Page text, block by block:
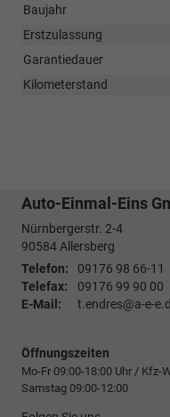
Baujahr
Erstzulassung
Garantiedauer
Kilometerstand
Auto-Einmal-Eins
Nürnbergerstr. 2-4
90584Allersberg
Telefon:
09176 98 66-11
Telefax:
09176 99 90 00
E-Mail:
t.endres@a-e-
Öffnungszeiten
Mo-Fr 09:00-18:00 Uhr / Kfz-
Samstag 09:00-12:00